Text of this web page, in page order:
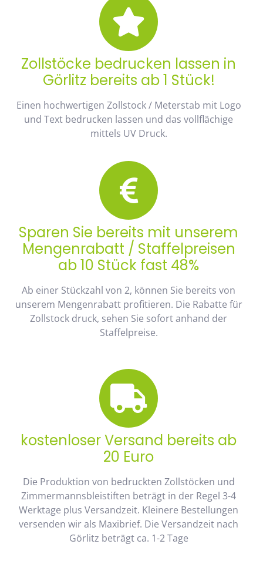
Zollstöcke bedrucken lassen in
Görlitz bereits ab 1 Stück!
Einen hochwertigen Zollstock / Meterstab mit Logo
und Text bedrucken lassen und das vollflächige
mittels UV Druck.
Sparen Sie bereits mit unserem
Mengenrabatt / Staffelpreisen
ab 10 Stück fast 48%
Ab einer Stückzahl von 2, können Sie bereits von
unserem Mengenrabatt profitieren. Die Rabatte für
Zollstock druck, sehen Sie sofort anhand der
Staffelpreise.
kostenloser Versand bereits ab
20 Euro
Die Produktion von bedruckten Zollstöcken und
Zimmermannsbleistiften beträgt in der Regel 3-4
Werktage plus Versandzeit. Kleinere Bestellungen
versenden wir als Maxibrief. Die Versandzeit nach
Görlitz beträgt ca. 1-2 Tage